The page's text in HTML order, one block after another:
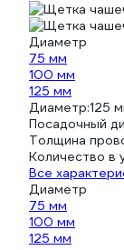
Диаметр
75 мм
100 мм
125 мм
Диаметр:125
Посадочный
Толщина
Количество в
Все
Диаметр
75 мм
100 мм
125 мм